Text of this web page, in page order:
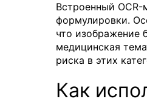
Встроенный
формулировки.
что изображение
медицинская
риска в этих
Как